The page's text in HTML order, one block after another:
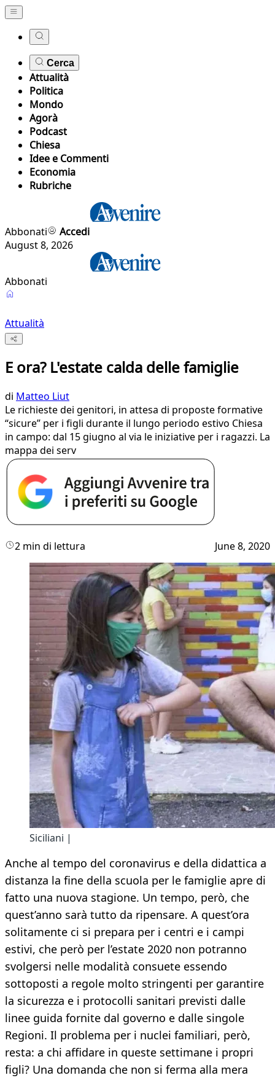
Cerca
Attualità
Politica
Mondo
Agorà
Podcast
Chiesa
Idee e Commenti
Economia
Rubriche
Abbonati
Accedi
August 8, 2026
Abbonati
Attualità
E ora? L'estate calda delle famiglie
di Matteo Liut
Le richieste dei genitori, in attesa di proposte formative
“sicure” per i figli durante il lungo periodo estivo Chiesa
in campo: dal 15 giugno al via le iniziative per i ragazzi. La
mappa dei serv
2 min di lettura June 8, 2020
Siciliani |
Anche al tempo del coronavirus e della didattica a
distanza la fine della scuola per le famiglie apre di
fatto una nuova stagione. Un tempo, però, che
quest’anno sarà tutto da ripensare. A quest’ora
solitamente ci si prepara per i centri e i campi
estivi, che però per l’estate 2020 non potranno
svolgersi nelle modalità consuete essendo
sottoposti a regole molto stringenti per garantire
la sicurezza e i protocolli sanitari previsti dalle
linee guida fornite dal governo e dalle singole
Regioni. Il problema per i nuclei familiari, però,
resta: a chi affidare in queste settimane i propri
figli? Una domanda che non si ferma alla mera